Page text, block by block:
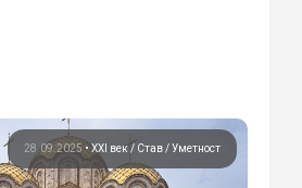
28.09.2025 • XXI век Став Уметност